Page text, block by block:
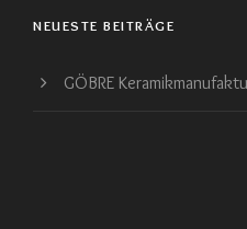
NEUESTE BEITRÄGE
GÖBRE